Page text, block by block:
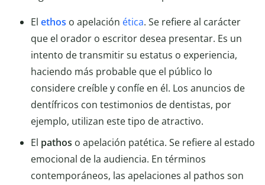
El ethos o apelación ética. Se refiere al carácter
que el orador o escritor desea presentar. Es un
intento de transmitir su estatus o experiencia,
haciendo más probable que el público lo
considere creíble y confíe en él. Los anuncios de
dentífricos con testimonios de dentistas, por
ejemplo, utilizan este tipo de atractivo.
El pathos o apelación patética. Se refiere al estado
emocional de la audiencia. En términos
contemporáneos, las apelaciones al pathos son